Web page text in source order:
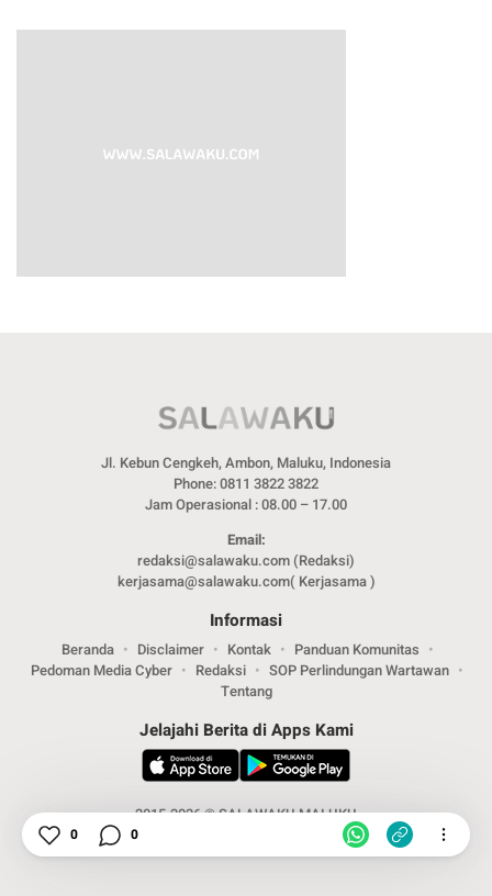
Jl. Kebun Cengkeh, Ambon, Maluku, Indonesia
Phone: 0811 3822 3822
Jam Operasional : 08.00 – 17.00
Email:
redaksi@salawaku.com (Redaksi)
kerjasama@salawaku.com( Kerjasama )
Informasi
Beranda Disclaimer Kontak
Panduan Komunitas
Pedoman Media Cyber
Redaksi
SOP Perlindungan Wartawan
Tentang
Jelajahi Berita di Apps Kami
2015-2026 © SALAWAKU MALUKU
0 0